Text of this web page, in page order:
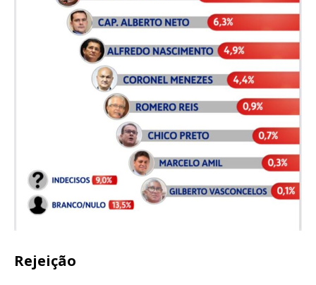
Rejeição